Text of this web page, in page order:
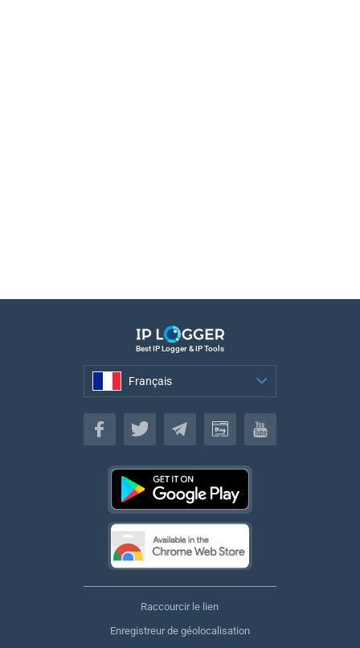
Best IP Logger & IP Tools
Français
Français
Raccourcir le lien
Enregistreur de géolocalisation